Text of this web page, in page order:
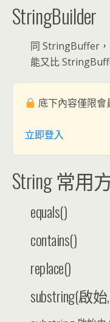
StringBuilder
同 StringBuffer
能又比
底下內容僅限會
立即登入
String 常用
equals()
contains()
replace()
substring(啟